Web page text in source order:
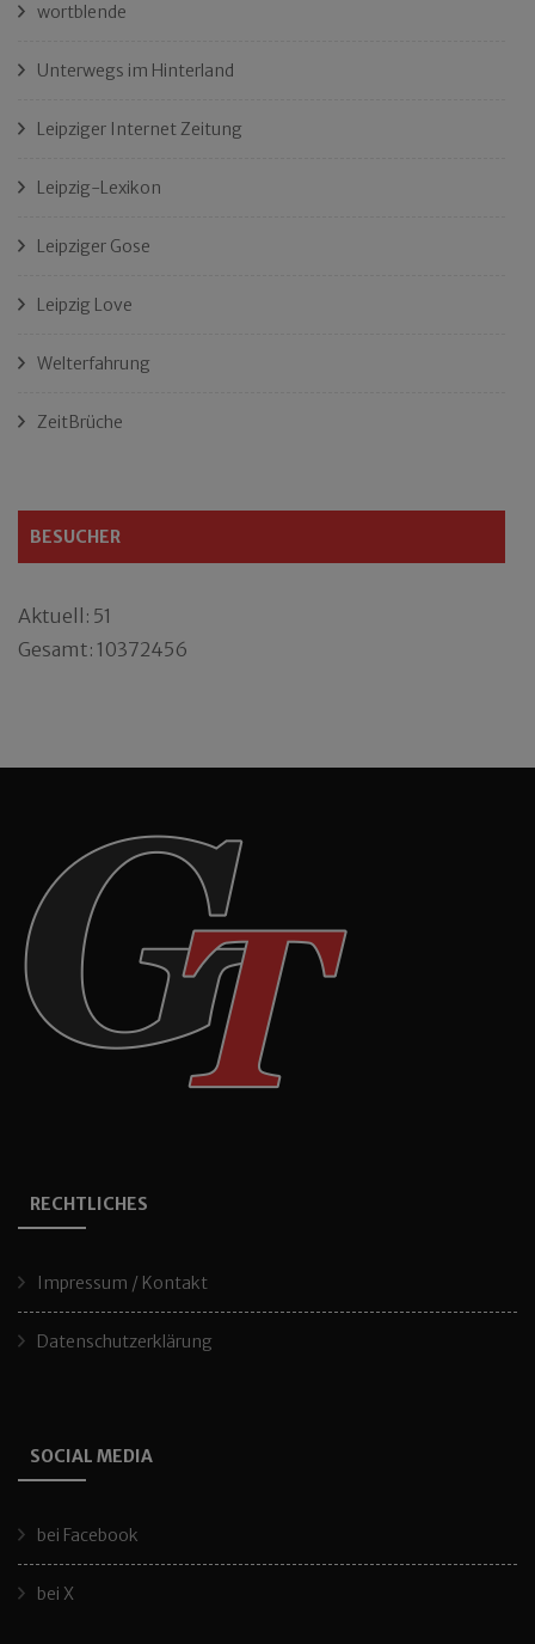
wortblende
Unterwegs im Hinterland
Leipziger Internet Zeitung
Leipzig-Lexikon
Leipziger Gose
Leipzig Love
Welterfahrung
ZeitBrüche
BESUCHER
Aktuell: 51
Gesamt: 10372456
RECHTLICHES
Impressum / Kontakt
Datenschutzerklärung
SOCIAL MEDIA
bei Facebook
bei X